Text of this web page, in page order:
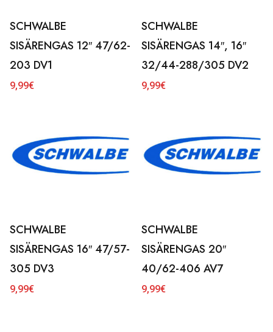
SCHWALBE
SISÄRENGAS 12″ 47/62-
203 DV1
9,99€
SCHWALBE
SISÄRENGAS 14″, 16″
32/44-288/305 DV2
9,99€
SCHWALBE
SISÄRENGAS 16″ 47/57-
305 DV3
9,99€
SCHWALBE
SISÄRENGAS 20″
40/62-406 AV7
9,99€